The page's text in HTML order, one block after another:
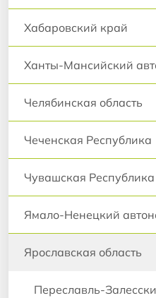
Хабаровский край
Ханты-Мансийский
Челябинская область
Чеченская Республика
Чувашская Республика
Ямало-Ненецкий
Ярославская область
Переславль-